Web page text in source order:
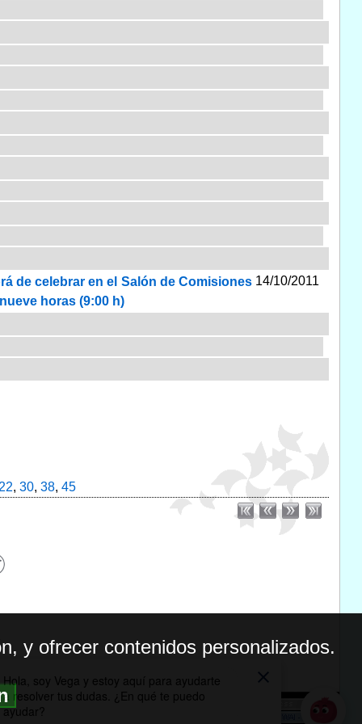
de celebrar en el Salón de Comisiones
horas (9:00 h)
14/10/2011
22, 30, 38, 45
DE PRIVACIDAD
y ofrecer contenidos personalizados.